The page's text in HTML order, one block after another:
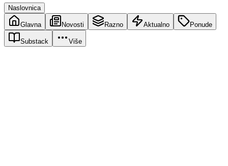
Naslovnica
Glavna Novosti Razno Aktualno Ponude
Substack Više